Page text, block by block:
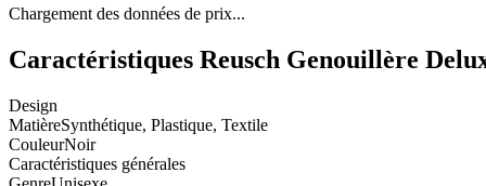
Chargement des données de prix...
Caractéristiques Reusch Genouillère
Design
MatièreSynthétique, Plastique, Textile
CouleurNoir
Caractéristiques générales